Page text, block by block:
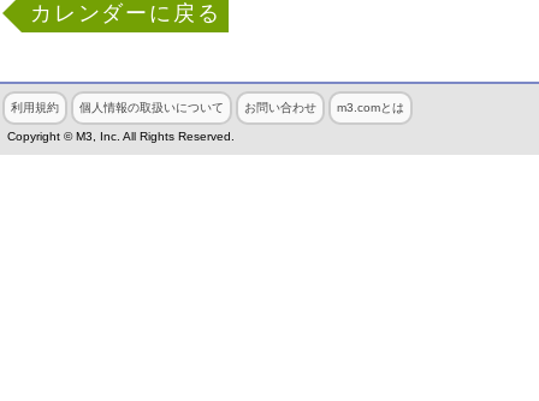
カレンダーに戻る
利用規約 個人情報の取扱いについて お問い合わせ m3.comとは
Copyright © M3, Inc. All Rights Reserved.